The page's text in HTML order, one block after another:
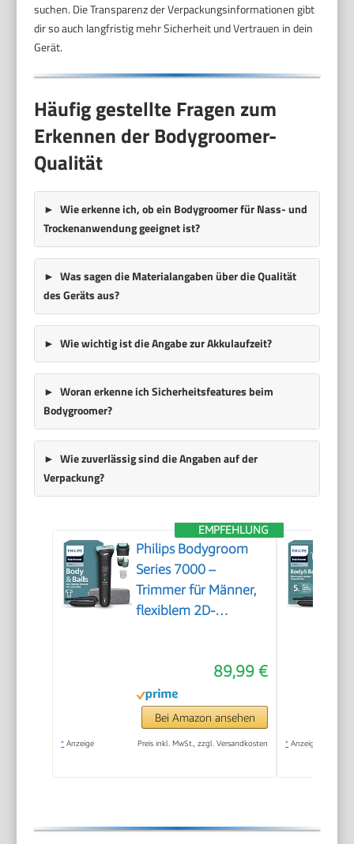
suchen. Die Transparenz der Verpackungsinformationen gibt
dir so auch langfristig mehr Sicherheit und Vertrauen in dein
Gerät.
Häufig gestellte Fragen zum
Erkennen der Bodygroomer-
Qualität
Wie erkenne ich, ob ein Bodygroomer für Nass- und
Trockenanwendung geeignet ist?
Was sagen die Materialangaben über die Qualität
des Geräts aus?
Wie wichtig ist die Angabe zur Akkulaufzeit?
Woran erkenne ich Sicherheitsfeatures beim
Bodygroomer?
Wie zuverlässig sind die Angaben auf der
Verpackung?
EMPFEHLUNG
Philips Bodygroom
Series 7000 –
Trimmer für Männer,
flexiblem 2D-
austauschbare
Scherköpfe, Nutzung
im Intimbereich,
100% duschfest, 120
Min. Laufzeit, Modell
89,99 €
Bei Amazon ansehen
* Anzeige Preis inkl. MwSt., zzgl. Versandkosten * Anzeige